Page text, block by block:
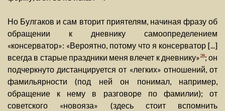
Но Булгаков и сам вторит приятелям, начиная фразу об
обращении к дневнику самоопределением
«консерватор»: «Вероятно, потому что я консерватор [...]
всегда в старые праздники меня влечет к дневнику»28; он
подчеркнуто дистанцируется от «легких» отношений, от
фамильярности (под ней он понимал, например,
обращение к нему в разговоре по фамилии); от
советского «новояза» (здесь стоит вспомнить